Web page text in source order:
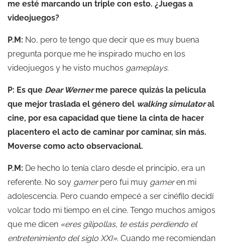
me esté marcando un triple con esto. ¿Juegas a
videojuegos?
P.M: No, pero te tengo que decir que es muy buena
pregunta porque me he inspirado mucho en los
videojuegos y he visto muchos gameplays.
P: Es que Dear Wernerme parece quizás la película
que mejor traslada el género del walking simulatoral
cine, por esa capacidad que tiene la cinta de hacer
placentero el acto de caminar por caminar, sin más.
Moverse como acto observacional.
P.M: De hecho lo tenía claro desde el principio, era un
referente. No soy gamerpero fui muy gameren mi
adolescencia. Pero cuando empecé a ser cinéfilo decidí
volcar todo mi tiempo en el cine. Tengo muchos amigos
que me dicen «eres gilipollas, te estás perdiendo el
entretenimiento del siglo XXI». Cuando me recomiendan